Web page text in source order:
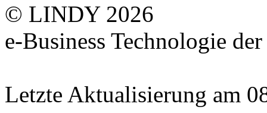
© LINDY 2026
e-Business Technologie
Letzte Aktualisierung am